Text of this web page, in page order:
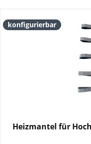
konfigurierbar
Heizmantel für